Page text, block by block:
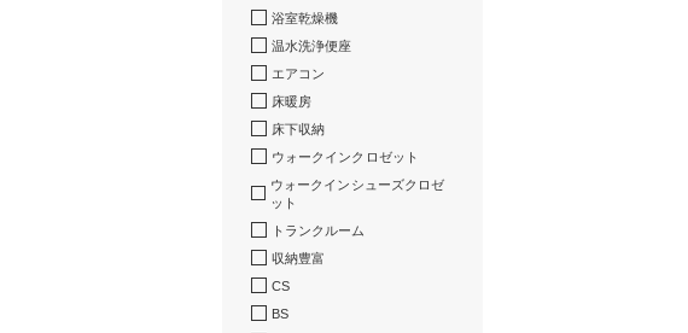
浴室乾燥機
温水洗浄便座
エアコン
床暖房
床下収納
ウォークインクロゼット
ウォークインシューズクロゼ
ット
トランクルーム
収納豊富
CS
BS